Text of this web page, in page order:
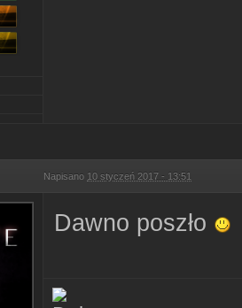
Napisano 10 styczeń 2017 - 13:51
Dawno poszło